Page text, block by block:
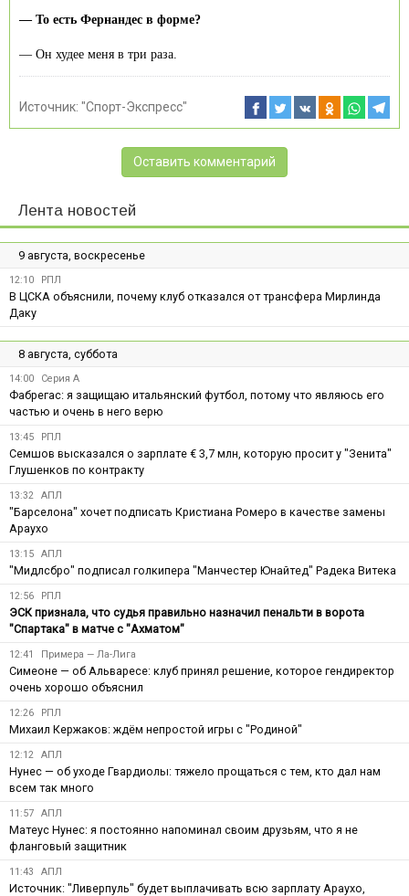
— То есть Фернандес в форме?
— Он худее меня в три раза.
Источник: "Спорт-Экспресс"
Оставить комментарий
Лента новостей
9 августа, воскресенье
12:10 РПЛ
В ЦСКА объяснили, почему клуб отказался от трансфера Мирлинда
Даку
8 августа, суббота
14:00 Серия А
Фабрегас: я защищаю итальянский футбол, потому что являюсь его
частью и очень в него верю
13:45 РПЛ
Семшов высказался о зарплате € 3,7 млн, которую просит у "Зенита"
Глушенков по контракту
13:32 АПЛ
"Барселона" хочет подписать Кристиана Ромеро в качестве замены
Араухо
13:15 АПЛ
"Мидлсбро" подписал голкипера "Манчестер Юнайтед" Радека Витека
12:56 РПЛ
ЭСК признала, что судья правильно назначил пенальти в ворота
"Спартака" в матче с "Ахматом"
12:41 Примера — Ла-Лига
Симеоне — об Альваресе: клуб принял решение, которое гендиректор
очень хорошо объяснил
12:26 РПЛ
Михаил Кержаков: ждём непростой игры с "Родиной"
12:12 АПЛ
Нунес — об уходе Гвардиолы: тяжело прощаться с тем, кто дал нам
всем так много
11:57 АПЛ
Матеус Нунес: я постоянно напоминал своим друзьям, что я не
фланговый защитник
11:43 АПЛ
Источник: "Ливерпуль" будет выплачивать всю зарплату Араухо,